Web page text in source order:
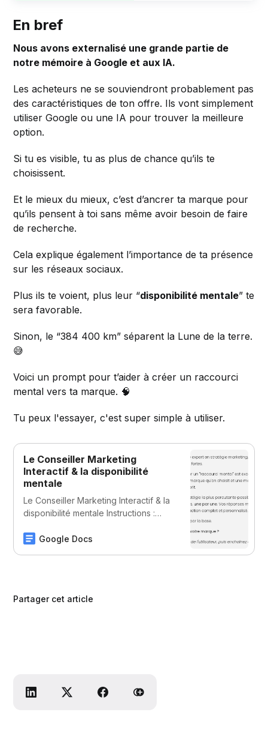
En bref
Nous avons externalisé une grande partie de
notre mémoire à Google et aux IA.
Les acheteurs ne se souviendront probablement pas
des caractéristiques de ton offre. Ils vont simplement
utiliser Google ou une IA pour trouver la meilleure
option.
Si tu es visible, tu as plus de chance qu’ils te
choisissent.
Et le mieux du mieux, c’est d’ancrer ta marque pour
qu’ils pensent à toi sans même avoir besoin de faire
de recherche.
Cela explique également l’importance de ta présence
sur les réseaux sociaux.
Plus ils te voient, plus leur “disponibilité mentale” te
sera favorable.
Sinon, le “384 400 km” séparent la Lune de la terre.
😅
Voici un prompt pour t’aider à créer un raccourci
mental vers ta marque. 🧠
Tu peux l'essayer, c'est super simple à utiliser.
Le Conseiller Marketing
Interactif & la disponibilité
mentale
Le Conseiller Marketing Interactif & la
disponibilité mentale Instructions :
copier-coller le prompt ci-dessous
Google Docs
Partager cet article